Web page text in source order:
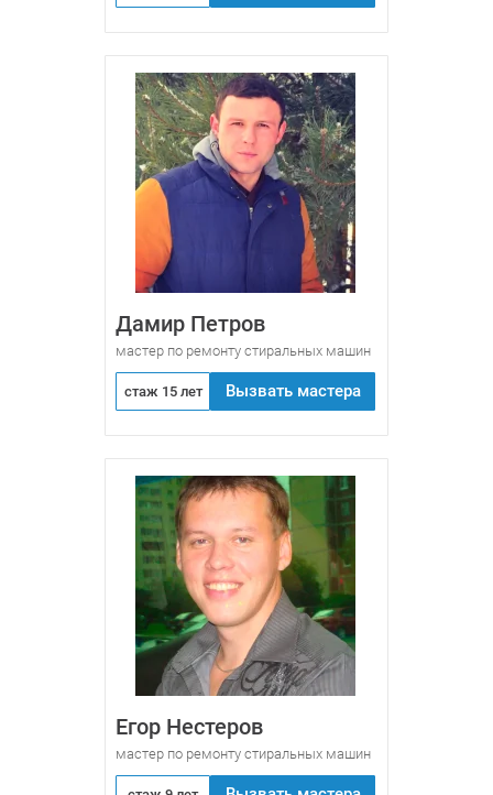
Дамир Петров
мастер по ремонту стиральных машин
стаж 15 лет Вызвать мастера
Егор Нестеров
мастер по ремонту стиральных машин